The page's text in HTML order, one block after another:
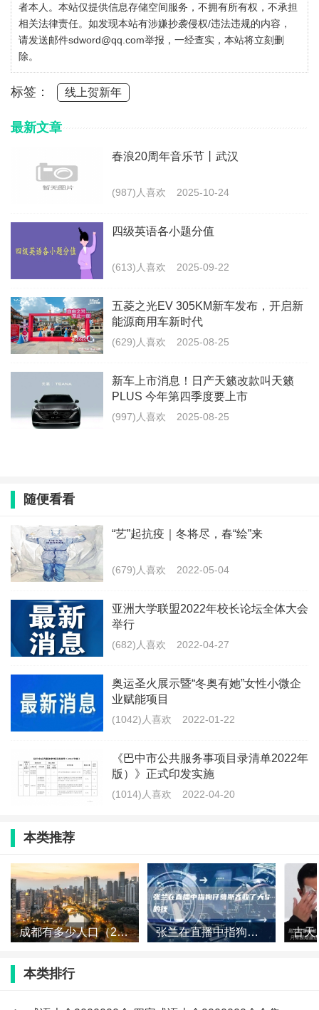
者本人。本站仅提供信息存储空间服务，不拥有所有权，不承担
相关法律责任。如发现本站有涉嫌抄袭侵权/违法违规的内容，
请发送邮件sdword@qq.com举报，一经查实，本站将立刻删
除。
标签： 线上贺新年
最新文章
春浪20周年音乐节丨武汉
(987)人喜欢 2025-10-24
四级英语各小题分值
(613)人喜欢 2025-09-22
五菱之光EV 305KM新车发布，开启新
能源商用车新时代
(629)人喜欢 2025-08-25
新车上市消息！日产天籁改款叫天籁
PLUS 今年第四季度要上市
(997)人喜欢 2025-08-25
随便看看
“艺”起抗疫｜冬将尽，春“绘”来
(679)人喜欢 2022-05-04
亚洲大学联盟2022年校长论坛全体大会
举行
(682)人喜欢 2022-04-27
奥运圣火展示暨“冬奥有她”女性小微企
业赋能项目
(1042)人喜欢 2022-01-22
《巴中市公共服务事项目录清单2022年
版）》正式印发实施
(1014)人喜欢 2022-04-20
本类推荐
成都有多少人口（2023成都人口总数多少） 张兰在直播中指狗仔葛斯齐收了大S的钱
本类排行